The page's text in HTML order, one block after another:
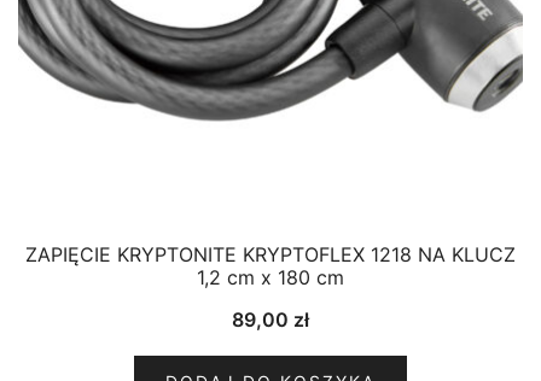
ZAPIĘCIE KRYPTONITE KRYPTOFLEX 1218 NA KLUCZ
1,2 cm x 180 cm
89,00 zł